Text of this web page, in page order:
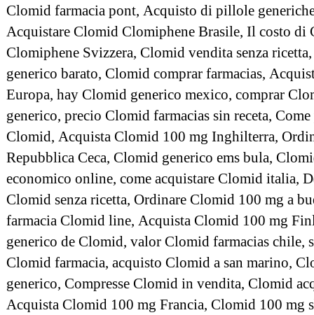
Clomid farmacia pont, Acquisto di pillole
Acquistare Clomid Clomiphene Brasile, Il costo di
Clomiphene Svizzera, Clomid vendita senza
generico barato, Clomid comprar farmacias,
Europa, hay Clomid generico mexico, comprar
generico, precio Clomid farmacias sin receta,
Clomid, Acquista Clomid 100 mg Inghilterra,
Repubblica Ceca, Clomid generico ems bula,
economico online, come acquistare Clomid italia,
Clomid senza ricetta, Ordinare Clomid 100 mg a
farmacia Clomid line, Acquista Clomid 100 mg
generico de Clomid, valor Clomid farmacias chile,
Clomid farmacia, acquisto Clomid a san marino,
generico, Compresse Clomid in vendita, Clomid
Acquista Clomid 100 mg Francia, Clomid 100 mg